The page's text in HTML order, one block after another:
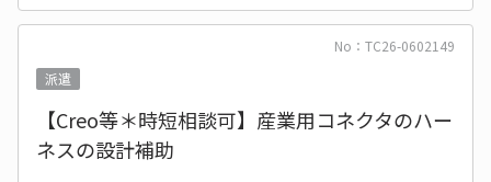
No：TC26-0602149
派遣
【Creo等＊時短相談可】産業用コネクタのハー
ネスの設計補助